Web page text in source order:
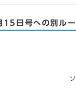
日号への別ルー